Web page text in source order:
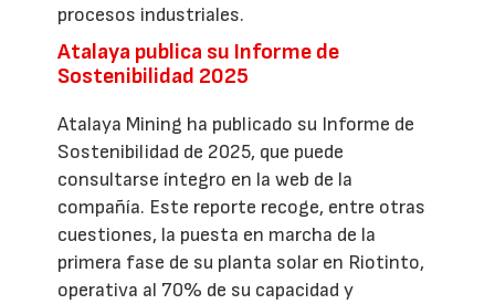
procesos industriales.
Atalaya publica su Informe de
Sostenibilidad 2025
Atalaya Mining ha publicado su Informe de
Sostenibilidad de 2025, que puede
consultarse íntegro en la web de la
compañía. Este reporte recoge, entre otras
cuestiones, la puesta en marcha de la
primera fase de su planta solar en Riotinto,
operativa al 70% de su capacidad y